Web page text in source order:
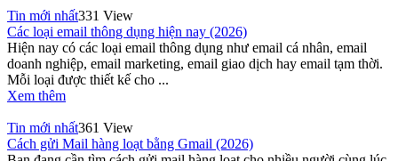
Tin mới nhất331 View
Các loại email thông dụng hiện nay (2026)
Hiện nay có các loại email thông dụng như email cá nhân, email
doanh nghiệp, email marketing, email giao dịch hay email tạm thời.
Mỗi loại được thiết kế cho ...
Xem thêm
Tin mới nhất361 View
Cách gửi Mail hàng loạt bằng Gmail (2026)